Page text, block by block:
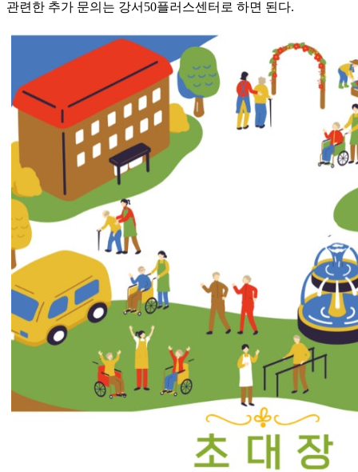
관련한 추가 문의는 강서50플러스센터로 하면 된다.